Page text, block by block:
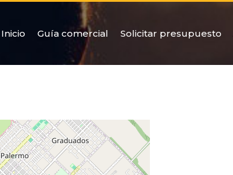
Inicio Guía comercial Solicitar presupuesto